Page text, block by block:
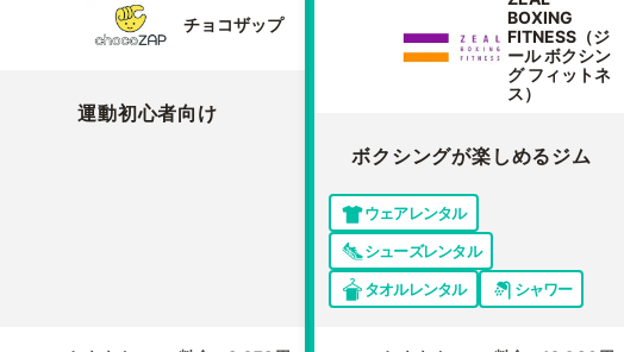
チョコザップ
運動初心者向け
BOXING
FITNESS（ジ
ール ボクシン
グ フィットネ
ス）
ボクシングが楽しめるジム
ウェアレンタル
シューズレンタル
タオルレンタル
シャワー